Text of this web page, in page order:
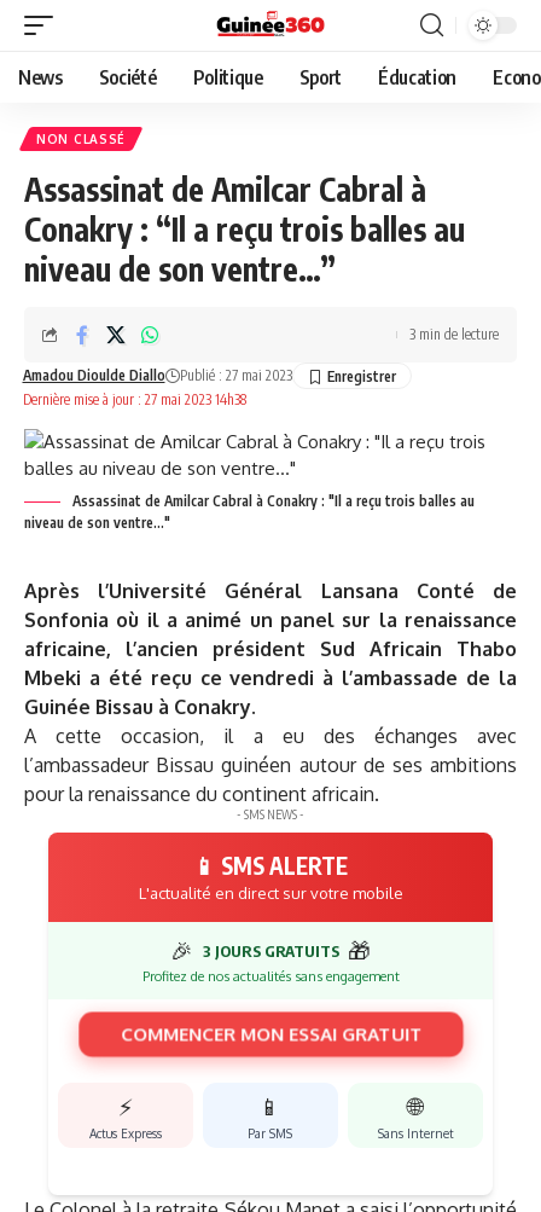
News Société Politique Sport Éducation
NON CLASSÉ
Assassinat de Amilcar Cabral à
Conakry : “Il a reçu trois balles au
niveau de son ventre…”
Dernière mise à jour : 27 mai 2023 14h38
Amadou Dioulde Diallo Publié : 27 mai 2023
3 min de lecture
Assassinat de Amilcar Cabral à Conakry : "Il a reçu trois balles au
niveau de son ventre..."
Après l’Université Général Lansana Conté de
Sonfonia où il a animé un panel sur la renaissance
africaine, l’ancien président Sud Africain Thabo
Mbeki a été reçu ce vendredi à l’ambassade de la
Guinée Bissau à Conakry.
A cette occasion, il a eu des échanges avec
l’ambassadeur Bissau guinéen autour de ses ambitions
pour la renaissance du continent africain.
- SMS NEWS -
📱 SMS ALERTE
L'actualité en direct sur votre mobile
🎉 3 JOURS GRATUITS 🎁
Profitez de nos actualités sans engagement
COMMENCER MON ESSAI GRATUIT
⚡
Actus Express
📱
Par SMS
🌐
Sans Internet